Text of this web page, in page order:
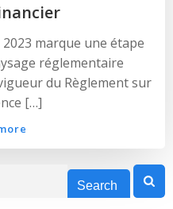
marque une étape
réglementaire
du Règlement sur
[…]